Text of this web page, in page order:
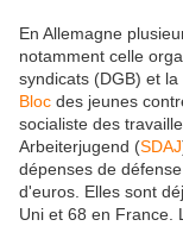
En Allemagne
notamment celle
syndicats (DGB) et
Bloc des jeunes
socialiste des
Arbeiterjugend (SDAJ
dépenses de
d'euros. Elles sont
Uni et 68 en France.